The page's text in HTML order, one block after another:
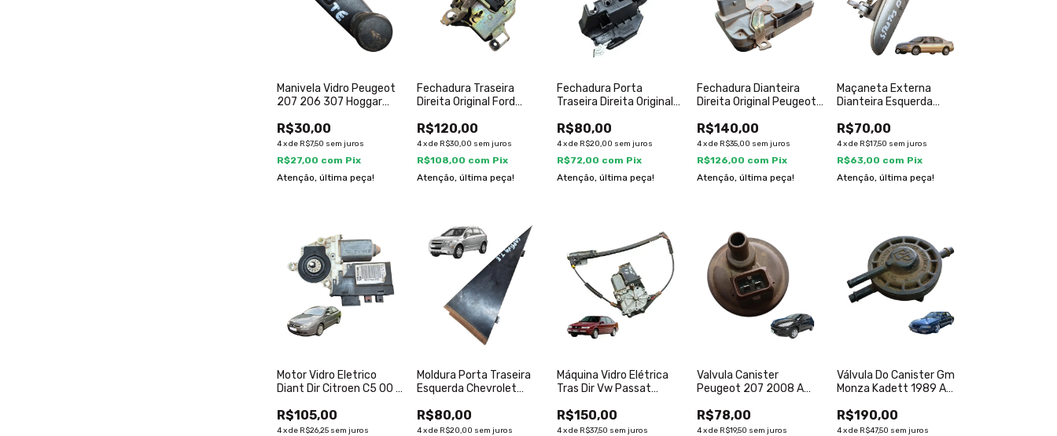
Manivela Vidro Peugeot
207 206 307 Hoggar
R$30,00
4xde R$7,50 sem juros
R$27,00 com Pix
Atenção, última peça!
Fechadura Traseira
Direita Original Ford
R$120,00
4xde R$30,00 sem juros
R$108,00 com Pix
Atenção, última peça!
Fechadura Porta
Traseira Direita Original
R$80,00
4xde R$20,00 sem juros
R$72,00 com Pix
Atenção, última peça!
Fechadura Dianteira
Direita Original Peugeot
R$140,00
4xde R$35,00 sem juros
R$126,00 com Pix
Atenção, última peça!
Maçaneta Externa
Dianteira Esquerda
R$70,00
4xde R$17,50 sem juros
R$63,00 com Pix
Atenção, última peça!
Motor Vidro Eletrico
Diant Dir Citroen C5 00 A
R$105,00
4xde R$26,25 sem juros
Moldura Porta Traseira
Esquerda Chevrolet
R$80,00
4xde R$20,00 sem juros
Máquina Vidro Elétrica
Tras Dir Vw Passat
R$150,00
4xde R$37,50 sem juros
Valvula Canister
Peugeot 207 2008 A
R$78,00
4xde R$19,50 sem juros
Válvula Do Canister Gm
Monza Kadett 1989 A
R$190,00
4xde R$47,50 sem juros